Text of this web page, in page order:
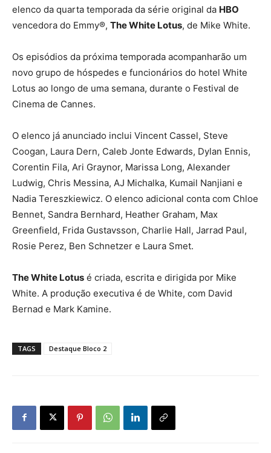
elenco da quarta temporada da série original da HBO
vencedora do Emmy®, The White Lotus, de Mike White.
Os episódios da próxima temporada acompanharão um
novo grupo de hóspedes e funcionários do hotel White
Lotus ao longo de uma semana, durante o Festival de
Cinema de Cannes.
O elenco já anunciado inclui Vincent Cassel, Steve
Coogan, Laura Dern, Caleb Jonte Edwards, Dylan Ennis,
Corentin Fila, Ari Graynor, Marissa Long, Alexander
Ludwig, Chris Messina, AJ Michalka, Kumail Nanjiani e
Nadia Tereszkiewicz. O elenco adicional conta com Chloe
Bennet, Sandra Bernhard, Heather Graham, Max
Greenfield, Frida Gustavsson, Charlie Hall, Jarrad Paul,
Rosie Perez, Ben Schnetzer e Laura Smet.
The White Lotus é criada, escrita e dirigida por Mike
White. A produção executiva é de White, com David
Bernad e Mark Kamine.
TAGS Destaque Bloco 2